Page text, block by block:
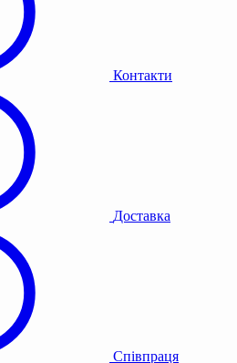
Контакти
Доставка
Співпраця